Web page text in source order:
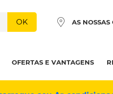
OK AS NOSSAS
OFERTAS E VANTAGENS